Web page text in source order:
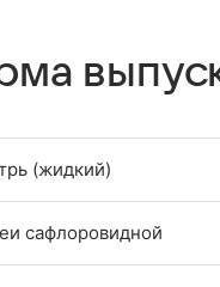
(жидкий)
сафлоровидной